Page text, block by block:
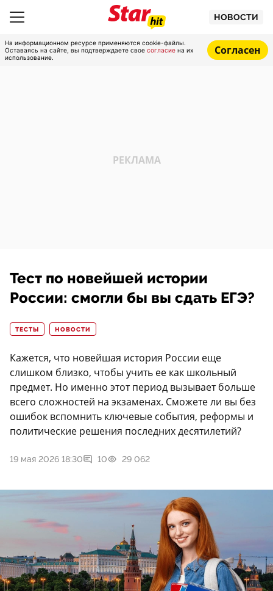
НОВОСТИ
На информационном ресурсе применяются cookie-файлы.
Оставаясь на сайте, вы подтверждаете свое согласие на их
использование.
Согласен
Тест по новейшей истории
России: смогли бы вы сдать ЕГЭ?
ТЕСТЫ НОВОСТИ
Кажется, что новейшая история России еще
слишком близко, чтобы учить ее как школьный
предмет. Но именно этот период вызывает больше
всего сложностей на экзаменах. Сможете ли вы без
ошибок вспомнить ключевые события, реформы и
политические решения последних десятилетий?
19 мая 2026 18:30 10 29 062